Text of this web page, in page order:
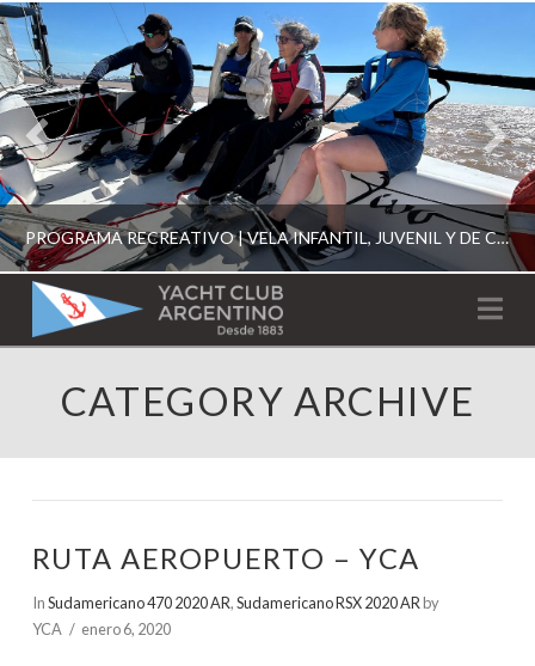
PROGRAMA RECREATIVO | VELA INFANTIL, JUVENIL Y DE CRUCERO 2026
ESCUELA RECREATIVA 2026
YACHT
CLUB
ARGENTINO
CATEGORY ARCHIVE
RUTA AEROPUERTO – YCA
InSudamericano 470 2020 AR,Sudamericano RSX 2020 AR by
YCA
enero 6, 2020